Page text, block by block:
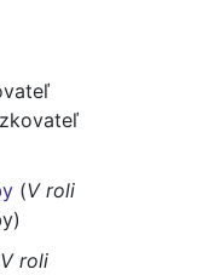
(V roli
V roli